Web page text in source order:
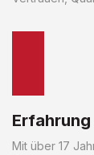
Mit über 17